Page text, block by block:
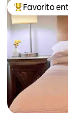
Favorito entre
Favorito entre